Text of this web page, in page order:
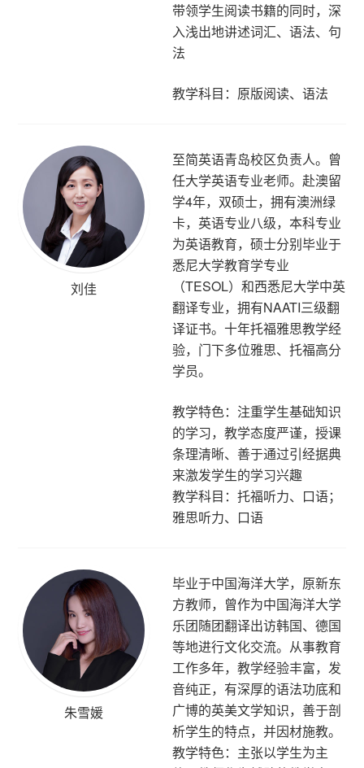
带领学生阅读书籍的同时，深
入浅出地讲述词汇、语法、句
法
教学科目：原版阅读、语法
刘佳
至简英语青岛校区负责人。曾
任大学英语专业老师。赴澳留
学4年，双硕士，拥有澳洲绿
卡，英语专业八级，本科专业
为英语教育，硕士分别毕业于
悉尼大学教育学专业
（TESOL）和西悉尼大学中英
翻译专业，拥有NAATI三级翻
译证书。十年托福雅思教学经
验，门下多位雅思、托福高分
学员。
教学特色：注重学生基础知识
的学习，教学态度严谨，授课
条理清晰、善于通过引经据典
来激发学生的学习兴趣
教学科目：托福听力、口语；
雅思听力、口语
朱雪媛
毕业于中国海洋大学，原新东
方教师，曾作为中国海洋大学
乐团随团翻译出访韩国、德国
等地进行文化交流。从事教育
工作多年，教学经验丰富，发
音纯正，有深厚的语法功底和
广博的英美文学知识，善于剖
析学生的特点，并因材施教。
教学特色：主张以学生为主